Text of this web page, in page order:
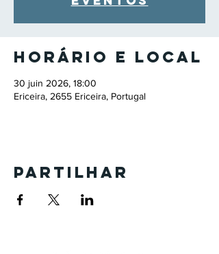
Horário e local
30 juin 2026, 18:00
Ericeira, 2655 Ericeira, Portugal
Partilhar